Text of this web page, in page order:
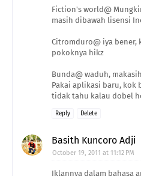
Fiction's world@
masih dibawah lisensi
Citromduro@ iya bener,
pokoknya hikz
Bunda@ waduh,
Pakai aplikasi baru, kok
tidak tahu kalau dobel
Reply Delete
Basith Kuncoro Adji
October 19, 2011 at 11:12 PM
Iklannya dalam bahasa